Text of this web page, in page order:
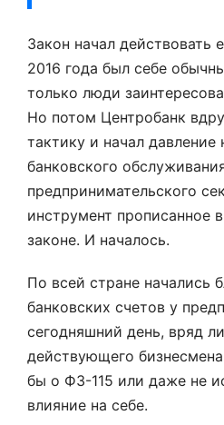
Закон начал действовать
2016 года был себе
только люди
Но потом Центробанк
тактику и начал давление
банковского
предпринимательского
инструмент прописанное
законе. И началось.
По всей стране начались
банковских счетов у
сегодняшний день, вряд
действующего
бы о ФЗ-115 или даже не
влияние на себе.